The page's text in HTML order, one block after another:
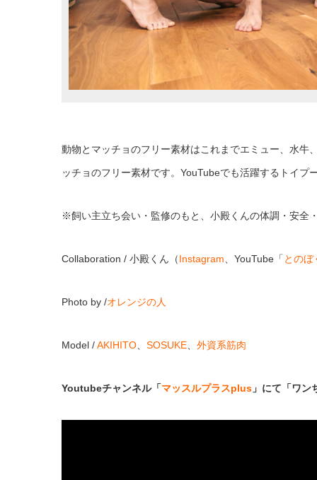
動物とマッチョのフリー素材はこれまでエミュー、水牛
ッチョのフリー素材です。YouTubeでも活躍するトイプ
※飼い主立ち会い・監修のもと、小殿くんの体調・安全
Collaboration / 小殿くん（Instagram 、YouTube「 とのぼ
Photo by /オレンジの人
Model /AKIHITO SOSUKE 外資系筋肉
Youtubeチャンネル「マッスルプラスplus 」にて「ワ